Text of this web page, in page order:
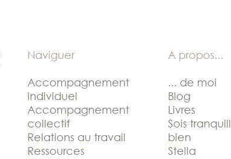
Naviguer
Accompagnement
individuel
Accompagnement
collectif
Relations au travail
Ressources
A propos...
... de moi
Blog
Livres
Sois
bien
Stella